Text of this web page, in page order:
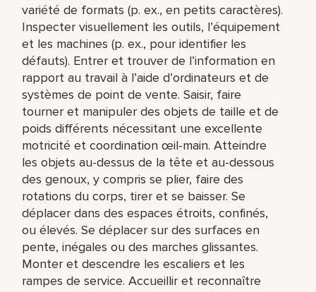
variété de formats (p. ex., en petits caractères).
Inspecter visuellement les outils, l’équipement
et les machines (p. ex., pour identifier les
défauts). Entrer et trouver de l’information en
rapport au travail à l’aide d’ordinateurs et de
systèmes de point de vente. Saisir, faire
tourner et manipuler des objets de taille et de
poids différents nécessitant une excellente
motricité et coordination œil-main. Atteindre
les objets au-dessus de la tête et au-dessous
des genoux, y compris se plier, faire des
rotations du corps, tirer et se baisser. Se
déplacer dans des espaces étroits, confinés,
ou élevés. Se déplacer sur des surfaces en
pente, inégales ou des marches glissantes.
Monter et descendre les escaliers et les
rampes de service. Accueillir et reconnaître